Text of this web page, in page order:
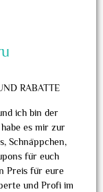
RABATTE
ich bin der
es mir zur
Schnäppchen,
für euch
Preis für eure
und Profi im